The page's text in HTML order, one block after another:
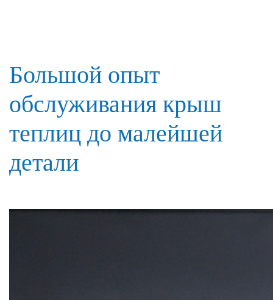
Большой опыт
обслуживания крыш
теплиц до малейшей
детали